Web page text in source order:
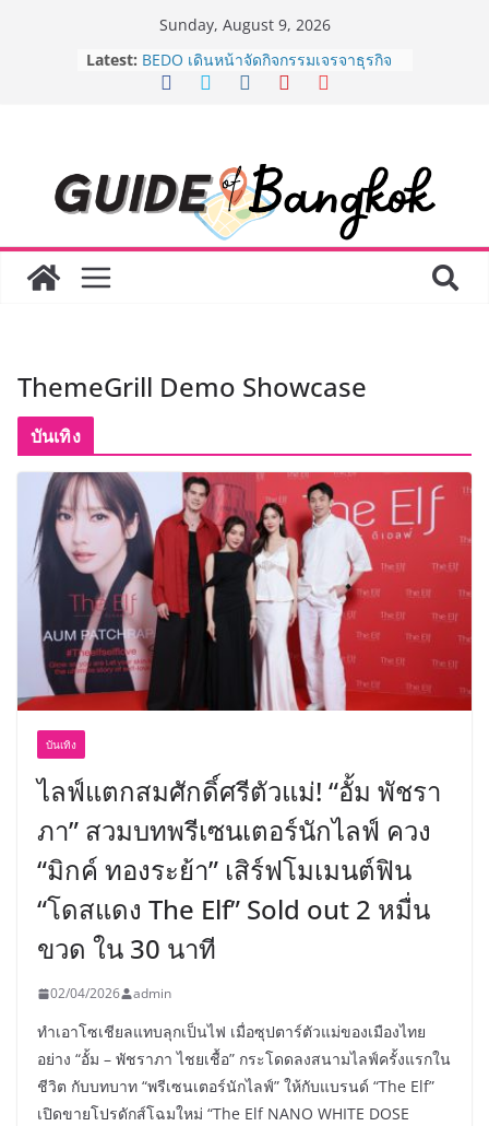
Sunday, August 9, 2026
Latest: AirAsia X SEE FAH พันธมิตรทางธุรกิจ
ยาวนานกว่า 20 ปี ต่อยอดเสิร์ฟความ
“BIO TRADE CONNECT 2026” ยก
ระดับผลิตภัณฑ์ท้องถิ่นสู่ตลาดเชิง
พาณิชย์อย่างยั่งยืน
LORDNINE จัดศึกคนดังสายเกม ไทย
ปะทะ ฟิลิปปินส์ ใน “Rise of the Tenth
มหาวิทยาลัยเท่านั้น แต่ยังเตรียมพวก
ประเทศ จัดประชุมใหญ่แห่งปี พบ CEO
“ดร.ปิยะวัฒน์” ถ่ายทอดวิสัยทัศน์ธุรกิจ
พร้อมฟรีคอนเสิร์ต “โชค รถแห่” ยกวง
ThemeGrill Demo Showcase
บันเทิง
บันเทิง
ไลฟ์แตกสมศักดิ์ศรีตัวแม่! “อั้ม พัชรา
ภา” สวมบทพรีเซนเตอร์นักไลฟ์ ควง
“มิกค์ ทองระย้า” เสิร์ฟโมเมนต์ฟิน
“โดสแดง The Elf” Sold out 2 หมื่น
ขวด ใน 30 นาที
02/04/2026 admin
ทำเอาโซเชียลแทบลุกเป็นไฟ เมื่อซุปตาร์ตัวแม่ของเมืองไทย
อย่าง “อั้ม – พัชราภา ไชยเชื้อ” กระโดดลงสนามไลฟ์ครั้งแรกใน
ชีวิต กับบทบาท “พรีเซนเตอร์นักไลฟ์” ให้กับแบรนด์ “The Elf”
เปิดขายโปรดักส์โฉมใหม่ “The Elf NANO WHITE DOSE